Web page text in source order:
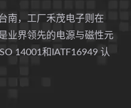
南，工厂禾茂电子则在
业界领先的电源与磁性元
14001和IATF16949 认